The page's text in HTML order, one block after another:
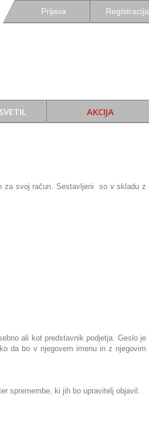
Prijava Registracija
AKCIJA
za svoj račun. Sestavljeni so v skladu z
ali kot predstavnik podjetja. Geslo je
da bo v njegovem imenu in z njegovim
spremembe, ki jih bo upravitelj objavil.